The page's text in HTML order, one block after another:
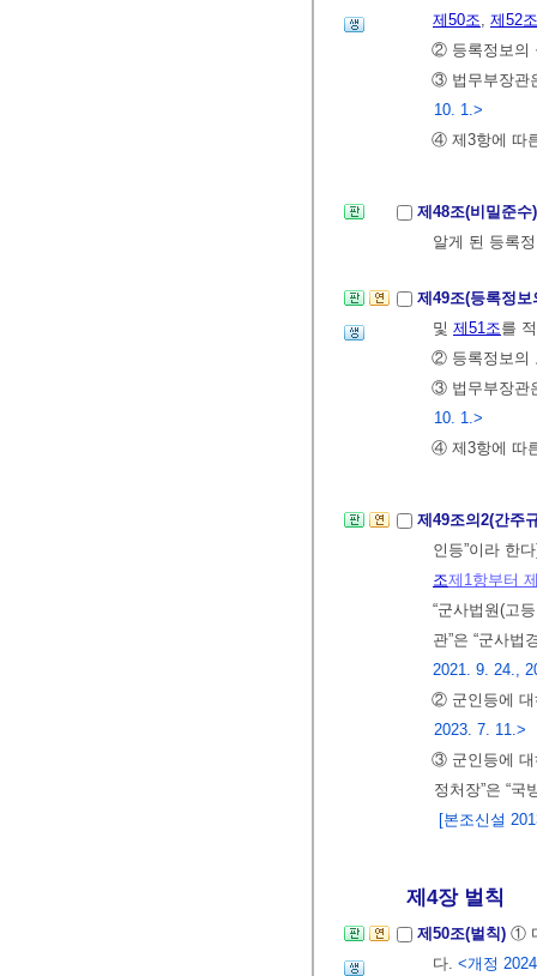
제50조 제52조
② 등록정보의
③ 법무부장관
10. 1.>
④ 제3항에 따
제48조(비밀준
알게 된 등록
제49조(등록정
및 제51조를
② 등록정보의
③ 법무부장관
10. 1.>
④ 제3항에 따
제49조의2(간주
인등”이라 한
조제1항부터
“군사법원(고
관”은 “군사법
2021. 9. 24.,
② 군인등에
2023. 7. 11.>
③ 군인등에
정처장”은 “국
[본조신설
제4장 벌칙
제50조(벌칙) ①
다. <개정